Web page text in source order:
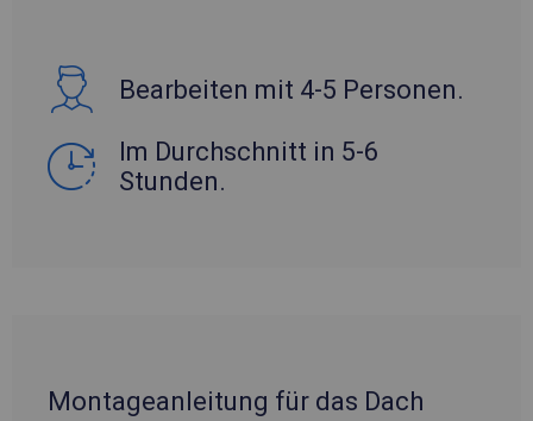
Bearbeiten mit 4-5 Personen.
Im Durchschnitt in 5-6
Stunden.
Montageanleitung für das Dach